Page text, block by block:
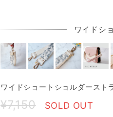
ワイドシ
ワイドショートショルダースト
¥7,150 SOLD OUT